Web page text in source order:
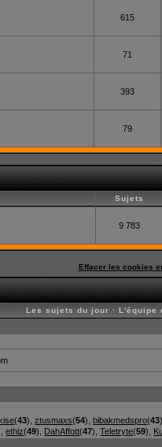
615
71
393
79
Sujets
9 783
Effacer les cookies
Les sujets du jour ·L'équipe
(43),ztusmaxs(54),bibakmedspro(43
ethiz(49), DahAffott(47),Teletryte(59),